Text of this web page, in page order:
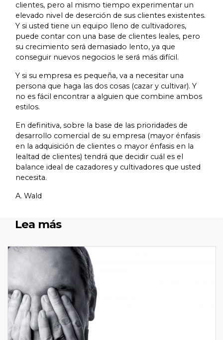
clientes, pero al mismo tiempo experimentar un
elevado nivel de deserción de sus clientes existentes.
Y si usted tiene un equipo lleno de cultivadores,
puede contar con una base de clientes leales, pero
su crecimiento será demasiado lento, ya que
conseguir nuevos negocios le será más difícil.
Y si su empresa es pequeña, va a necesitar una
persona que haga las dos cosas (cazar y cultivar). Y
no es fácil encontrar a alguien que combine ambos
estilos.
En definitiva, sobre la base de las prioridades de
desarrollo comercial de su empresa (mayor énfasis
en la adquisición de clientes o mayor énfasis en la
lealtad de clientes) tendrá que decidir cuál es el
balance ideal de cazadores y cultivadores que usted
necesita.
A. Wald
Lea más